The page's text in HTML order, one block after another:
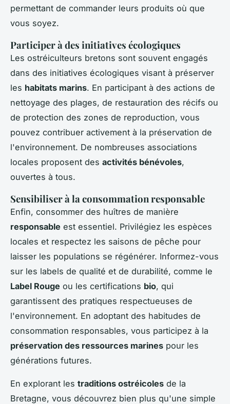
permettant de commander leurs produits où que
vous soyez.
Participer à des initiatives écologiques
Les ostréiculteurs bretons sont souvent engagés
dans des initiatives écologiques visant à préserver
les habitats marins. En participant à des actions de
nettoyage des plages, de restauration des récifs ou
de protection des zones de reproduction, vous
pouvez contribuer activement à la préservation de
l'environnement. De nombreuses associations
locales proposent des activités bénévoles,
ouvertes à tous.
Sensibiliser à la consommation responsable
Enfin, consommer des huîtres de manière
responsable est essentiel. Privilégiez les espèces
locales et respectez les saisons de pêche pour
laisser les populations se régénérer. Informez-vous
sur les labels de qualité et de durabilité, comme le
Label Rouge ou les certifications bio, qui
garantissent des pratiques respectueuses de
l'environnement. En adoptant des habitudes de
consommation responsables, vous participez à la
préservation des ressources marines pour les
générations futures.
En explorant les traditions ostréicoles de la
Bretagne, vous découvrez bien plus qu'une simple